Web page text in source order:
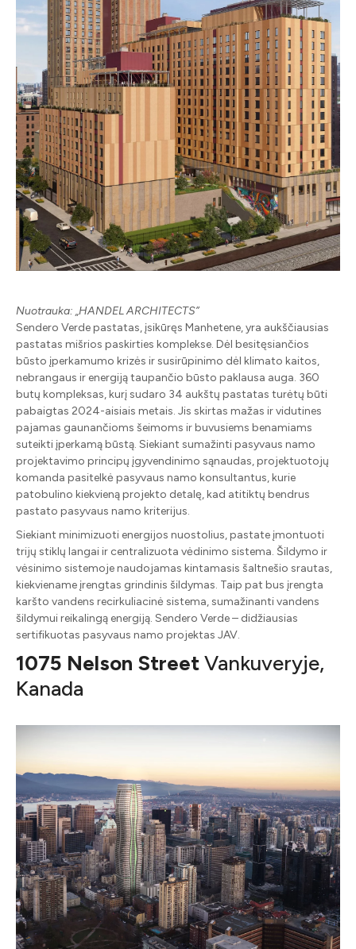
Nuotrauka: „HANDEL ARCHITECTS”
Sendero Verde pastatas, įsikūręs Manhetene, yra aukščiausias
pastatas mišrios paskirties komplekse. Dėl besitęsiančios
būsto įperkamumo krizės ir susirūpinimo dėl klimato kaitos,
nebrangaus ir energiją taupančio būsto paklausa auga. 360
butų kompleksas, kurį sudaro 34 aukštų pastatas turėtų būti
pabaigtas 2024-aisiais metais. Jis skirtas mažas ir vidutines
pajamas gaunančioms šeimoms ir buvusiems benamiams
suteikti įperkamą būstą. Siekiant sumažinti pasyvaus namo
projektavimo principų įgyvendinimo sąnaudas, projektuotojų
komanda pasitelkė pasyvaus namo konsultantus, kurie
patobulino kiekvieną projekto detalę, kad atitiktų bendrus
pastato pasyvaus namo kriterijus.
Siekiant minimizuoti energijos nuostolius, pastate įmontuoti
trijų stiklų langai ir centralizuota vėdinimo sistema. Šildymo ir
vėsinimo sistemoje naudojamas kintamasis šaltnešio srautas,
kiekviename įrengtas grindinis šildymas. Taip pat bus įrengta
karšto vandens recirkuliacinė sistema, sumažinanti vandens
šildymui reikalingą energiją. Sendero Verde – didžiausias
sertifikuotas pasyvaus namo projektas JAV.
1075 Nelson StreetVankuveryje,
Kanada